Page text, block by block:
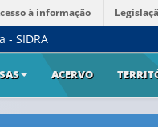
à informação
- SIDRA
ACERVO